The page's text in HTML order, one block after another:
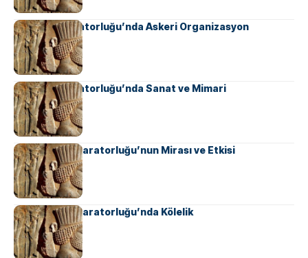
Sasani İmparatorluğu’nda Askeri Organizasyon
Sasani İmparatorluğu’nda Sanat ve Mimari
Ahameniş İmparatorluğu’nun Mirası ve Etkisi
Ahameniş İmparatorluğu’nda Kölelik